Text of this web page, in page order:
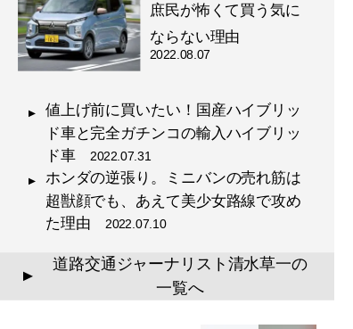
庶民が怖くて買う気に
ならない理由
2022.08.07
値上げ前に買いたい！国産ハイブリッ
ド車と完全ガチンコの輸入ハイブリッ
ド車 2022.07.31
ホンダの逆張り。ミニバンの売れ筋は
超獣顔でも、あえて美少女路線で攻め
た理由 2022.07.10
▲
道路交通ジャーナリスト清水草一の
一覧へ